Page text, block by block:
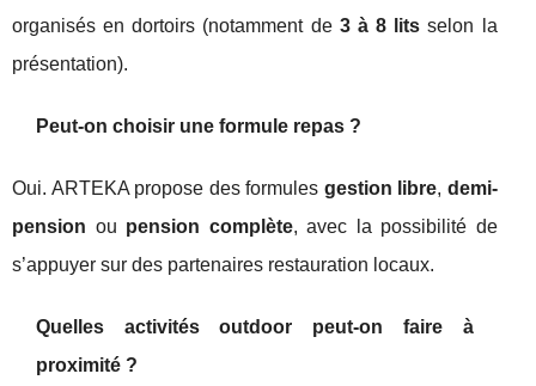
organisés en dortoirs (notamment de 3 à 8 lits selon la
présentation).
Peut-on choisir une formule repas ?
Oui. ARTEKA propose des formules gestion libre, demi-
pension ou pension complète, avec la possibilité de
s’appuyer sur des partenaires restauration locaux.
Quelles activités outdoor peut-on faire à
proximité ?